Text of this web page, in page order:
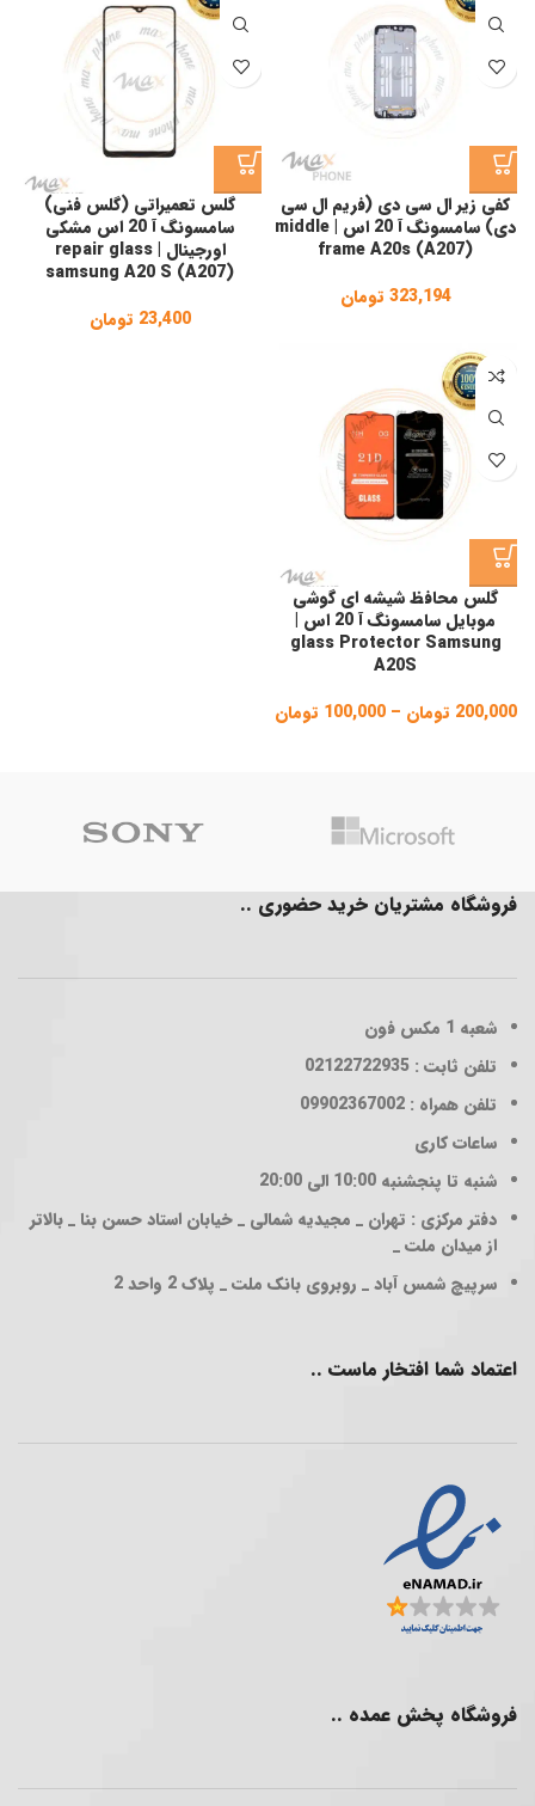
کفی زیر ال سی دی (فریم ال سی
دی) سامسونگ آ 20 اس | middle
frame A20s (A207)
323,194 تومان
گلس تعمیراتی (گلس فنی)
سامسونگ آ 20 اس مشکی
اورجینال | repair glass
samsung A20 S (A207)
23,400 تومان
گلس محافظ شیشه ای گوشی
موبایل سامسونگ آ 20 اس |
glass Protector Samsung
A20S
200,000 تومان –
100,000 تومان
فروشگاه مشتریان خرید حضوری ..
شعبه 1
مکس فون
تلفن ثابت : 02122722935
تلفن همراه : 09902367002
ساعات کاری
شنبه تا پنجشنبه 10:00 الی 20:00
دفتر مرکزی : تهران _ مجیدیه شمالی _ خیابان استاد حسن بنا _ بالاتر
از میدان ملت _
سرپیچ شمس آباد _ روبروی بانک ملت _ پلاک 2 واحد 2
اعتماد شما افتخار ماست ..
فروشگاه پخش عمده ..